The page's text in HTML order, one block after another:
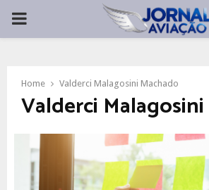
PRIMARY
Home Valderci Malagosini Machado
Valderci